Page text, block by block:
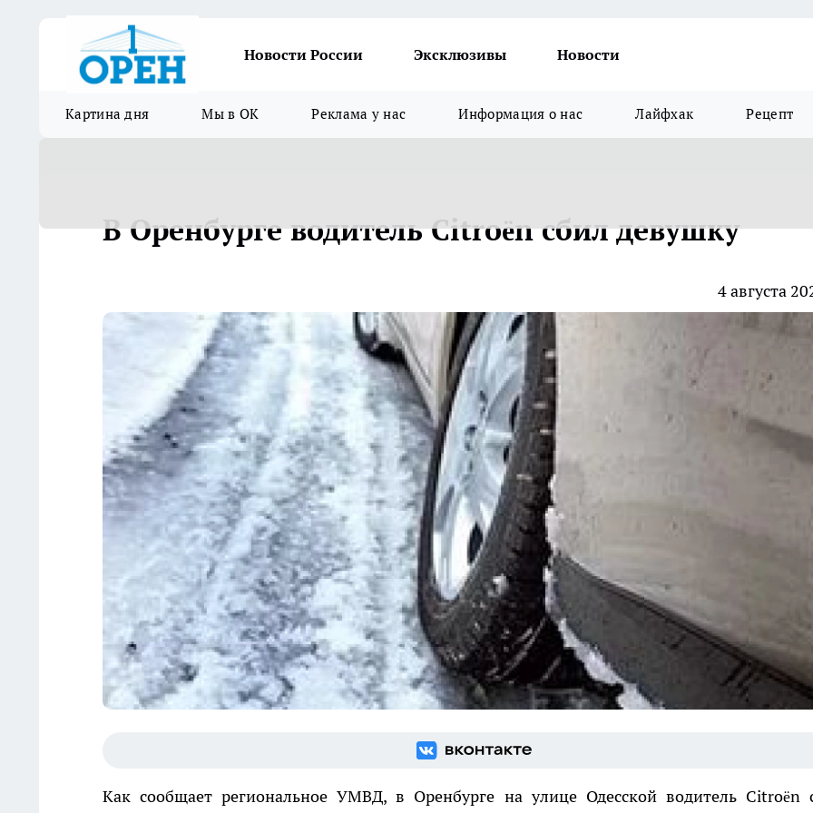
Новости России Эксклюзивы Новости
Картина дня Мы в ОК Реклама у нас Информация о нас Лайфхак Рецепт
В Оренбурге водитель Citroën сбил девушку
4 августа
Как сообщает региональное УМВД, в Оренбурге на улице Одесской водитель Citroën